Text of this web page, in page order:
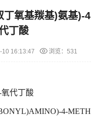
丁氧基羰基)氨基)-4
丁酸
10 16:13:47 浏览：531
氧代丁酸
4-METH